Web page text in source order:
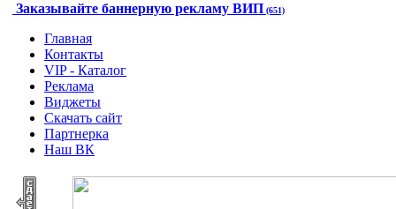
Заказывайте баннерную рекламу ВИП (651)
Главная
Контакты
VIP - Каталог
Реклама
Виджеты
Скачать сайт
Партнерка
Наш ВК